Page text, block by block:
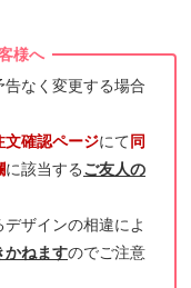
なく変更する場合
文確認ページにて同
に該当するご友人の
ザインの相違によ
かねますのでご注意